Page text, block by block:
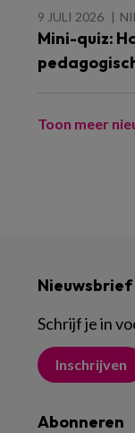
9 JULI 2026
Mini-quiz:
Toon meer
Nieuwsbrief
Schrijf je in
Inschrijven
Abonneren